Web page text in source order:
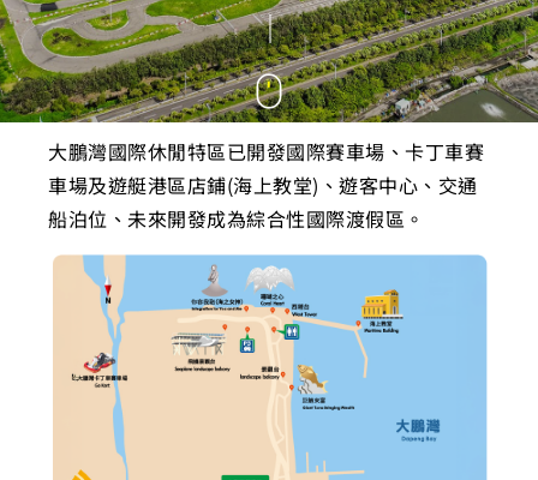
大鵬灣國際休閒特區已開發國際賽車場、卡丁車賽
車場及遊艇港區店鋪(海上教堂)、遊客中心、交通
船泊位、未來開發成為綜合性國際渡假區。